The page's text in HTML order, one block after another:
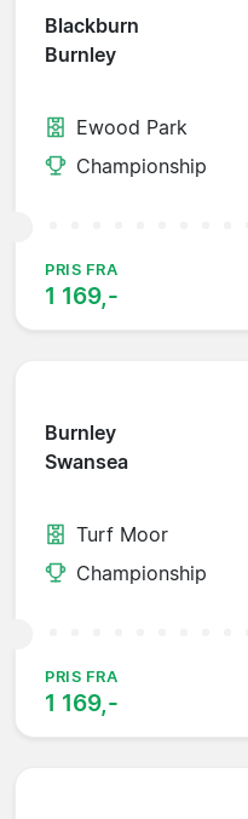
Blackburn
Burnley
Ewood Park
Championship
PRIS FRA
1 169,-
Burnley
Swansea
Turf Moor
Championship
PRIS FRA
1 169,-